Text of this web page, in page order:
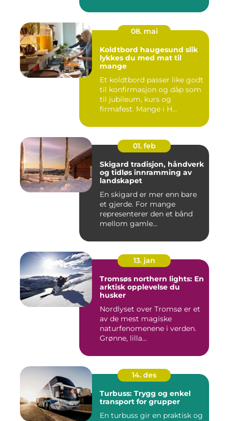
08. mai
Koldtbord haugesund slik
lykkes du med mat til
mange
Et koldtbord passer like godt
til konfirmasjon og dåp som
til jubileum, kurs og
firmafest. Mange i H...
01. feb
Skigard tradisjon, håndverk
og tidløs innramming av
landskapet
En skigard er mer enn bare
et gjerde. For mange
representerer den et bånd
mellom gamle
13. jan
Tromsøs northern lights: En
arktisk opplevelse du
husker
Nordlyset over Tromsø er et
av de mest magiske
naturfenomenene i verden.
Grønne, lilla...
14. des
Turbuss: Trygg og enkel
transport for grupper
En turbuss gir en praktisk og